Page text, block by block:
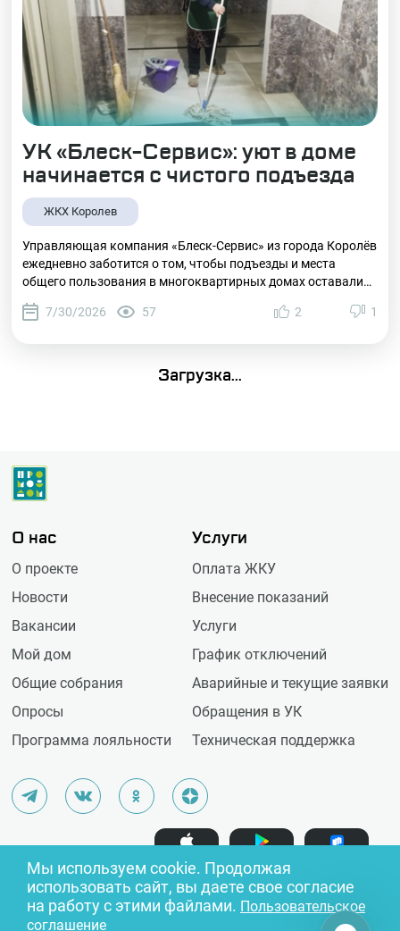
Мы используем cookie. Продолжая
использовать сайт, вы даете свое согласие
на работу с этими файлами. Пользовательское
соглашение
ЖКХ Королев
УК «Блеск-Сервис»: уют в доме
начинается с чистого подъезда
Управляющая компания «Блеск-Сервис» из города Королёв
ежедневно заботится о том, чтобы подъезды и места
общего пользования в многоквартирных домах оставались
чистыми и ухоженными. Сотрудники УК выполняют
влажную уборку входных групп и лестничных клеток, моют
7/30/2026 57 2 1
Загрузка...
О нас
О проекте
Новости
Вакансии
Мой дом
Общие собрания
Опросы
Программа лояльности
Услуги
Оплата ЖКУ
Внесение показаний
Услуги
График отключений
Аварийные и текущие заявки
Обращения в УК
Техническая поддержка
App Store Google Play
Разработчик